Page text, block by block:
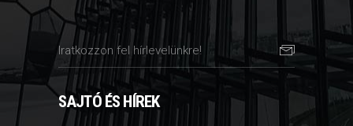
SAJTÓ ÉS HÍREK